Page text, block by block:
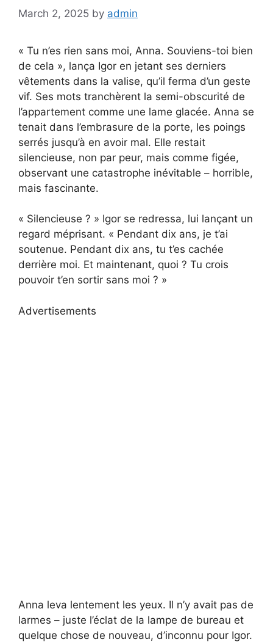
March 2, 2025 by admin
« Tu n’es rien sans moi, Anna. Souviens-toi bien
de cela », lança Igor en jetant ses derniers
vêtements dans la valise, qu’il ferma d’un geste
vif. Ses mots tranchèrent la semi-obscurité de
l’appartement comme une lame glacée. Anna se
tenait dans l’embrasure de la porte, les poings
serrés jusqu’à en avoir mal. Elle restait
silencieuse, non par peur, mais comme figée,
observant une catastrophe inévitable – horrible,
mais fascinante.
« Silencieuse ? » Igor se redressa, lui lançant un
regard méprisant. « Pendant dix ans, je t’ai
soutenue. Pendant dix ans, tu t’es cachée
derrière moi. Et maintenant, quoi ? Tu crois
pouvoir t’en sortir sans moi ? »
Advertisements
Anna leva lentement les yeux. Il n’y avait pas de
larmes – juste l’éclat de la lampe de bureau et
quelque chose de nouveau, d’inconnu pour Igor.